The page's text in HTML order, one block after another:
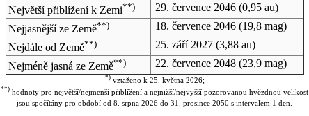
Největší přiblížení k Zemi**) 29. července 2046(0,95 au)
Nejjasnější ze Země**) 18. července 2046(19,8 mag)
Nejdále od Země**) 25. září 2027(3,88 au)
Nejméně jasná ze Země**) 22. července 2048(23,9 mag)
*)vztaženo k 25. května 2026;
**) hodnoty pro největší/nejmenší přiblížení a nejnižší/nejvyšší pozorovanou hvězdnou velikost
jsou spočítány pro období od 8. srpna 2026 do 31. prosince 2050 s intervalem 1 den.